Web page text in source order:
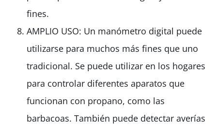
fines.
AMPLIO USO: Un manómetro digital puede
utilizarse para muchos más fines que uno
tradicional. Se puede utilizar en los hogares
para controlar diferentes aparatos que
funcionan con propano, como las
barbacoas. También puede detectar averías